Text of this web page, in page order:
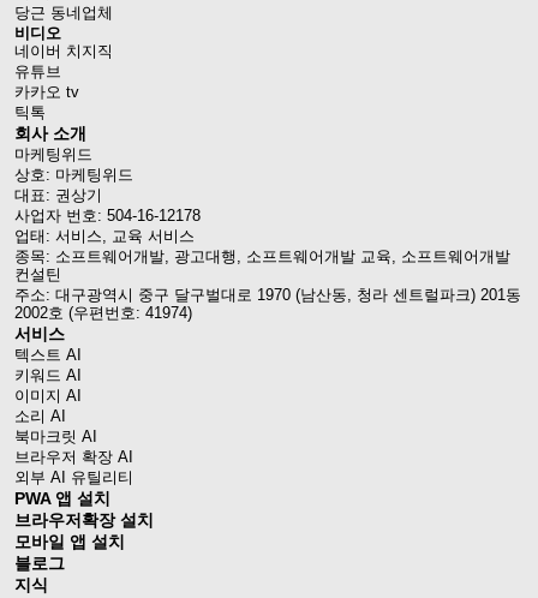
당근 동네업체
비디오
네이버 치지직
유튜브
카카오 tv
틱톡
회사 소개
마케팅위드
상호: 마케팅위드
대표: 권상기
사업자 번호: 504-16-12178
업태: 서비스, 교육 서비스
종목: 소프트웨어개발, 광고대행, 소프트웨어개발 교육, 소프트웨어개발
컨설틴
주소: 대구광역시 중구 달구벌대로 1970 (남산동, 청라 센트럴파크) 201동
2002호 (우편번호: 41974)
서비스
텍스트 AI
키워드 AI
이미지 AI
소리 AI
북마크릿 AI
브라우저 확장 AI
외부 AI 유틸리티
PWA 앱 설치
브라우저확장 설치
모바일 앱 설치
블로그
지식